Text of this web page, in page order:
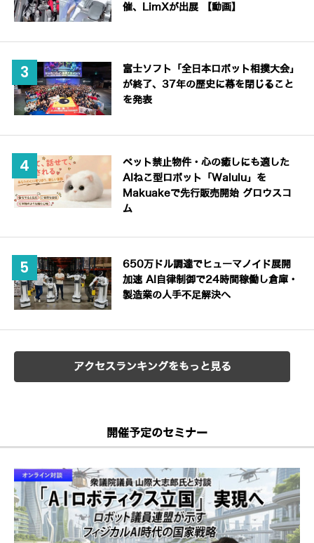
催、LimXが出展 【動画】
富士ソフト「全日本ロボット相撲大会」
が終了、37年の歴史に幕を閉じること
を発表
ペット禁止物件・心の癒しにも適した
AIねこ型ロボット「Walulu」を
Makuakeで先行販売開始 グロウスコ
ム
650万ドル調達でヒューマノイド展開
加速 AI自律制御で24時間稼働し倉庫・
製造業の人手不足解決へ
アクセスランキングをもっと見る
開催予定のセミナー